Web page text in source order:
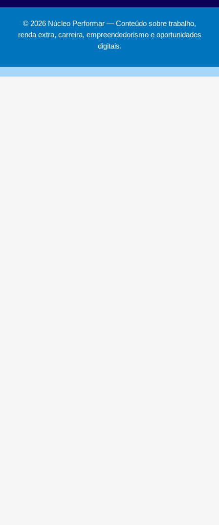
© 2026 Núcleo Performar — Conteúdo sobre trabalho,
renda extra, carreira, empreendedorismo e oportunidades
digitais.